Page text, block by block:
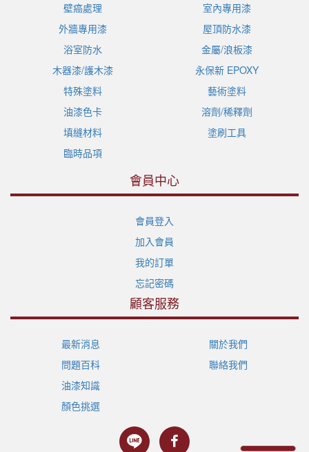
壁癌處理
室內專用漆
外牆專用漆
屋頂防水漆
浴室防水
金屬/浪板漆
木器漆/護木漆
永保新 EPOXY
特殊塗料
藝術塗料
油漆色卡
溶劑/稀釋劑
填縫材料
塗刷工具
臨時品項
會員中心
會員登入
加入會員
我的訂單
忘記密碼
顧客服務
最新消息
問題百科
油漆知識
顏色挑選
關於我們
聯絡我們